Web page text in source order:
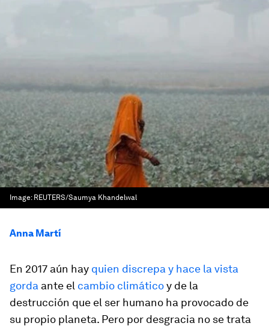
Image: REUTERS/Saumya Khandelwal
Anna Martí
En 2017 aún hay quien discrepa y hace la vista
gorda ante el cambio climáticoy de la
destrucción que el ser humano ha provocado de
su propio planeta. Pero por desgracia no se trata